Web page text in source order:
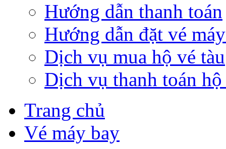
Hướng dẫn thanh toán
Hướng dẫn đặt vé
Dịch vụ mua hộ vé tàu
Dịch vụ thanh toán hộ
Trang chủ
Vé máy bay